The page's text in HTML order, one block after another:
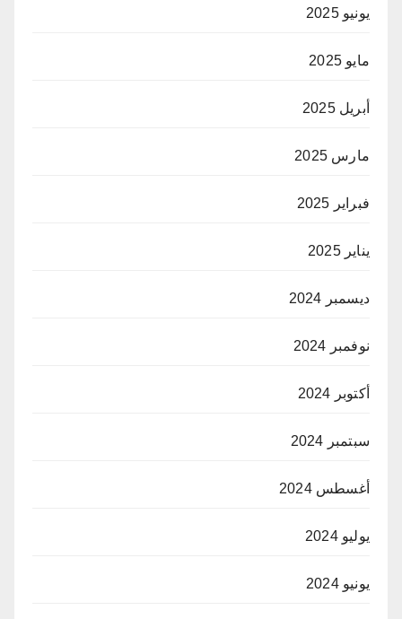
يونيو 2025
مايو 2025
أبريل 2025
مارس 2025
فبراير 2025
يناير 2025
ديسمبر 2024
نوفمبر 2024
أكتوبر 2024
سبتمبر 2024
أغسطس 2024
يوليو 2024
يونيو 2024